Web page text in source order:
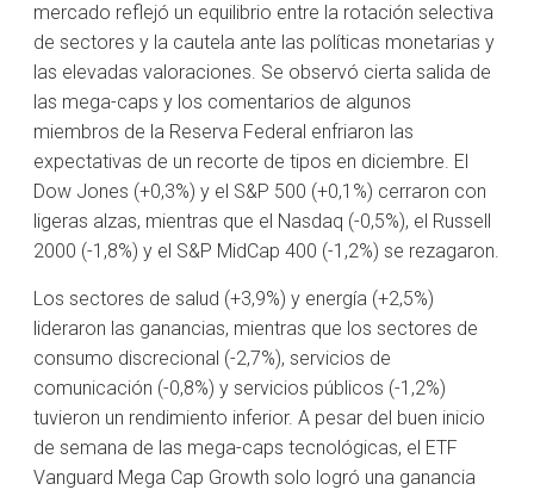
mercado reflejó un equilibrio entre la rotación selectiva
de sectores y la cautela ante las políticas monetarias y
las elevadas valoraciones. Se observó cierta salida de
las mega-caps y los comentarios de algunos
miembros de la Reserva Federal enfriaron las
expectativas de un recorte de tipos en diciembre. El
Dow Jones (+0,3%) y el S&P 500 (+0,1%) cerraron con
ligeras alzas, mientras que el Nasdaq (-0,5%), el Russell
2000 (-1,8%) y el S&P MidCap 400 (-1,2%) se rezagaron.
Los sectores de salud (+3,9%) y energía (+2,5%)
lideraron las ganancias, mientras que los sectores de
consumo discrecional (-2,7%), servicios de
comunicación (-0,8%) y servicios públicos (-1,2%)
tuvieron un rendimiento inferior. A pesar del buen inicio
de semana de las mega-caps tecnológicas, el ETF
Vanguard Mega Cap Growth solo logró una ganancia